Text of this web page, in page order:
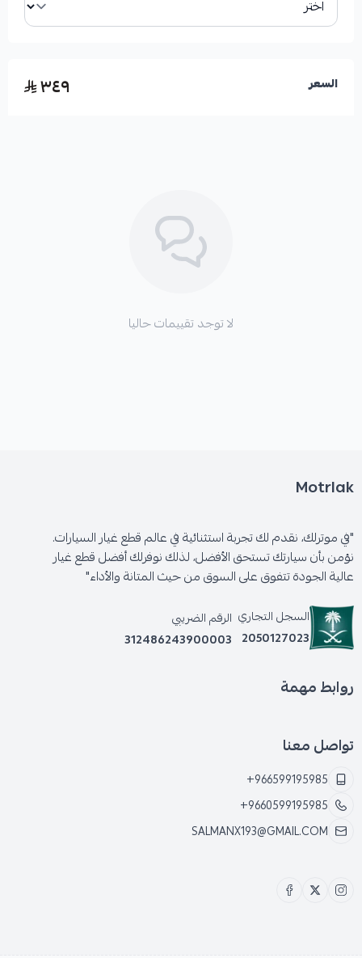
تجنب اهتزازات الفرامل غير المرغوبة.
الحفاظ على نظافة العجلات لفترة أطول.
السعر ٣٤٩
لا توجد تقييمات حاليا
Motrlak
"في موترلك، نقدم لك تجربة استثنائية في عالم قطع غيار السيارات.
نؤمن بأن سيارتك تستحق الأفضل، لذلك نوفرلك أفضل قطع غيار
عالية الجودة تتفوق على السوق من حيث المتانة والأداء"
السجل التجاري
2050127023
الرقم الضريبي
312486243900003
روابط مهمة
تواصل معنا
+966599195985
+9660599195985
SALMANX193@GMAIL.COM